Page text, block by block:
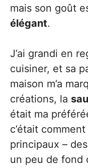
mais son goût
élégant.
J’ai grandi en
cuisiner, et sa
maison m’a
créations, la
était ma
c’était
principaux –
un peu de fond